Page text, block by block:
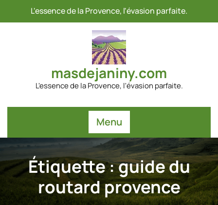
L'essence de la Provence, l'évasion parfaite.
masdejaniny.com
L'essence de la Provence, l'évasion parfaite.
Menu
Étiquette :guide du
routard provence